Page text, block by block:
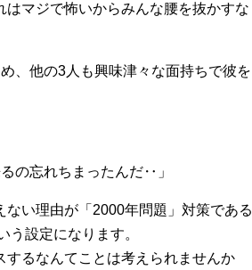
はマジで怖いからみんな腰を抜かすな
、他の3人も興味津々な面持ちで彼を
の忘れちまったんだ‥」
い理由が「2000年問題」対策である
う設定になります。
るなんてことは考えられませんか